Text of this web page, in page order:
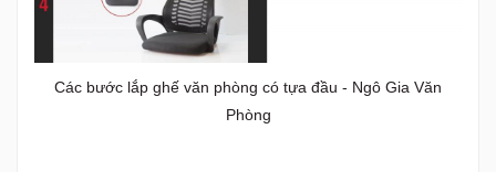
Các bước lắp ghế văn phòng có tựa đầu - Ngô Gia Văn
Phòng